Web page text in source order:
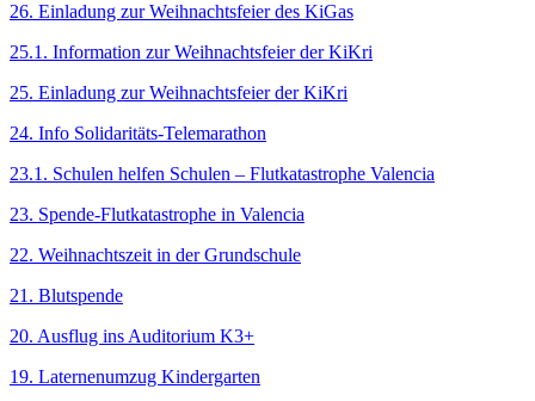
26. Einladung zur Weihnachtsfeier des KiGas
25.1. Information zur Weihnachtsfeier der KiKri
25. Einladung zur Weihnachtsfeier der KiKri
24. Info Solidaritäts-Telemarathon
23.1. Schulen helfen Schulen – Flutkatastrophe Valencia
23. Spende-Flutkatastrophe in Valencia
22. Weihnachtszeit in der Grundschule
21. Blutspende
20. Ausflug ins Auditorium K3+
19. Laternenumzug Kindergarten